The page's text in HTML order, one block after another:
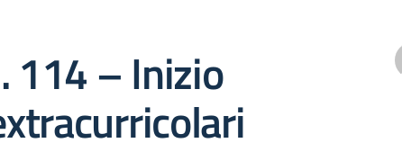
114 – Inizio